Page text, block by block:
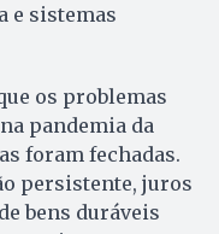
e sistemas
os problemas
pandemia da
foram fechadas.
persistente, juros
bens duráveis